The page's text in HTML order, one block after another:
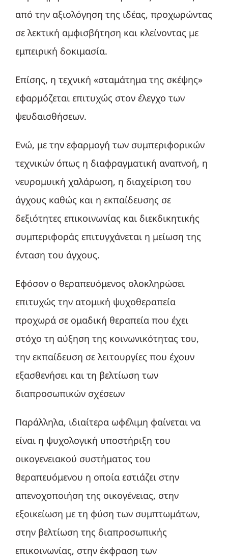
από την αξιολόγηση της ιδέας, προχωρώντας
σε λεκτική αμφισβήτηση και κλείνοντας με
εμπειρική δοκιμασία.
Επίσης, η τεχνική «σταμάτημα της σκέψης»
εφαρμόζεται επιτυχώς στον έλεγχο των
ψευδαισθήσεων.
Ενώ, με την εφαρμογή των συμπεριφορικών
τεχνικών όπως η διαφραγματική αναπνοή, η
νευρομυική χαλάρωση, η διαχείριση του
άγχους καθώς και η εκπαίδευσης σε
δεξιότητες επικοινωνίας και διεκδικητικής
συμπεριφοράς επιτυγχάνεται η μείωση της
ένταση του άγχους.
Εφόσον ο θεραπευόμενος ολοκληρώσει
επιτυχώς την ατομική ψυχοθεραπεία
προχωρά σε ομαδική θεραπεία που έχει
στόχο τη αύξηση της κοινωνικότητας του,
την εκπαίδευση σε λειτουργίες που έχουν
εξασθενήσει και τη βελτίωση των
διαπροσωπικών σχέσεων
Παράλληλα, ιδιαίτερα ωφέλιμη φαίνεται να
είναι η ψυχολογική υποστήριξη του
οικογενειακού συστήματος του
θεραπευόμενου η οποία εστιάζει στην
απενοχοποιήση της οικογένειας, στην
εξοικείωση με τη φύση των συμπτωμάτων,
στην βελτίωση της διαπροσωπικής
επικοινωνίας, στην έκφραση των